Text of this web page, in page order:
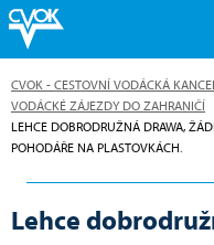
CVOK - CESTOVNÍ VODÁCKÁ
VODÁCKÉ ZÁJEZDY DO ZAHRANIČÍ
CURRENT:
LEHCE DOBRODRUŽNÁ DRAWA,
POHODÁŘE NA PLASTOVKÁCH.
Lehce